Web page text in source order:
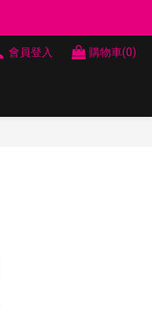
會員登入 購物車(0)